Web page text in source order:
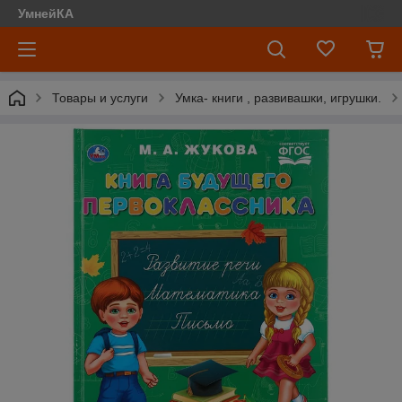
УмнейКА
Товары и услуги Умка- книги , развивашки, игрушки.